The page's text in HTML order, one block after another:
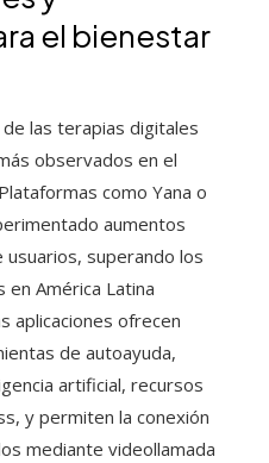
el bienestar
las terapias digitales
observados en el
como Yana o
aumentos
usuarios, superando los
en América Latina
aplicaciones ofrecen
de autoayuda,
artificial, recursos
y permiten la conexión
mediante videollamada